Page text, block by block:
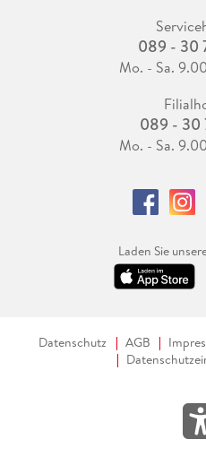
089 - 30
Mo. - Sa.
089 - 30
Mo. - Sa.
Laden Sie
Datenschutz AGB